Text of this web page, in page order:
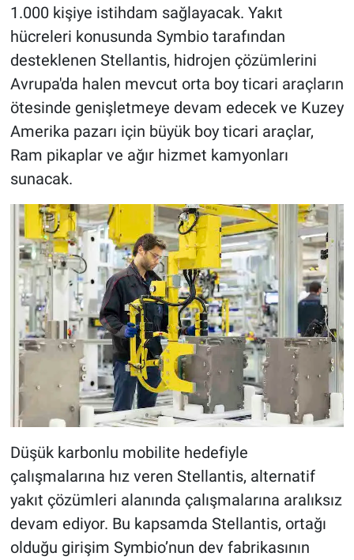
1.000 kişiye istihdam sağlayacak. Yakıt
hücreleri konusunda Symbio tarafından
desteklenen Stellantis, hidrojen çözümlerini
Avrupa'da halen mevcut orta boy ticari araçların
ötesinde genişletmeye devam edecek ve Kuzey
Amerika pazarı için büyük boy ticari araçlar,
Ram pikaplar ve ağır hizmet kamyonları
sunacak.
Düşük karbonlu mobilite hedefiyle
çalışmalarına hız veren Stellantis, alternatif
yakıt çözümleri alanında çalışmalarına aralıksız
devam ediyor. Bu kapsamda Stellantis, ortağı
olduğu girişim Symbio’nun dev fabrikasının